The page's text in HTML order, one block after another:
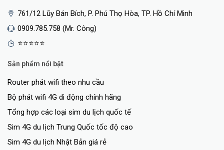
761/12 Lũy Bán Bích, P. Phú Thọ Hòa, TP. Hồ Chí Minh
0909.785.758 (Mr. Công)
⭐⭐⭐⭐⭐
Sản phẩm nổi bật
Router phát wifi theo nhu cầu
Bộ phát wifi 4G di động chính hãng
Tổng hợp các loại sim du lịch quốc tế
Sim 4G du lịch Trung Quốc tốc độ cao
Sim 4G du lịch Nhật Bản giá rẻ